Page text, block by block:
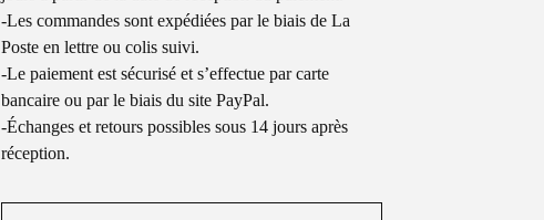
-Les commandes sont expédiées par le biais de La
Poste en lettre ou colis suivi.
-Le paiement est sécurisé et s’effectue par carte
bancaire ou par le biais du site PayPal.
-Échanges et retours possibles sous 14 jours après
réception.